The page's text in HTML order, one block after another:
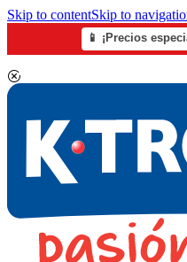
Skip to contentSkip to
📱 ¡Precios